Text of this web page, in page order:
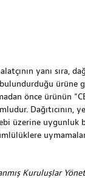
yanı sıra,
önce ürünün
üzerine uygunluk
Kuruluşlar